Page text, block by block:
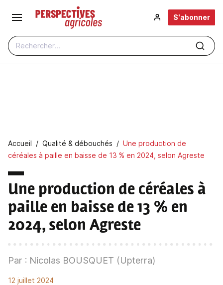
Aller au contenu principal
Rechercher...
S'abonner
Fil d'Ariane
Accueil Qualité & débouchés
Une production de
céréales à paille en baisse de 13 % en 2024, selon Agreste
Une production de céréales à
paille en baisse de 13 % en
2024, selon Agreste
Par : Nicolas BOUSQUET (Upterra)
12 juillet 2024